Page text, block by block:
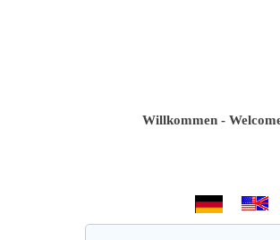
Willkommen - Welcome -